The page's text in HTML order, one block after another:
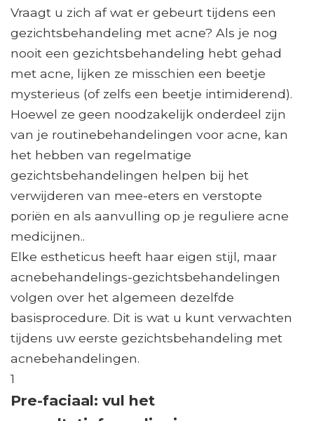
Vraagt ​​u zich af wat er gebeurt tijdens een
gezichtsbehandeling met acne? Als je nog
nooit een gezichtsbehandeling hebt gehad
met acne, lijken ze misschien een beetje
mysterieus (of zelfs een beetje intimiderend).
Hoewel ze geen noodzakelijk onderdeel zijn
van je routinebehandelingen voor acne, kan
het hebben van regelmatige
gezichtsbehandelingen helpen bij het
verwijderen van mee-eters en verstopte
poriën en als aanvulling op je reguliere acne
medicijnen..
Elke estheticus heeft haar eigen stijl, maar
acnebehandelings-gezichtsbehandelingen
volgen over het algemeen dezelfde
basisprocedure. Dit is wat u kunt verwachten
tijdens uw eerste gezichtsbehandeling met
acnebehandelingen.
1
Pre-faciaal: vul het